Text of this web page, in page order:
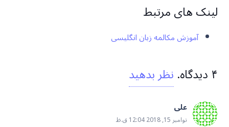
لینک های مرتبط
آموزش مکالمه زبان انگلیسی
۴دیدگاه.نظر بدهید
علی
نوامبر 15, 2018 12:04 ق.ظ